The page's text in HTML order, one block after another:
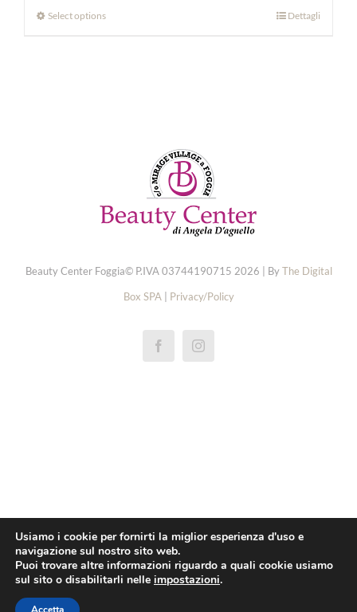
Select options Dettagli
Beauty Center Foggia© P.IVA 03744190715 2026 | ByThe Digital
Box SPA
Privacy/Policy
pas cher rolex 1908 montres
replica rolex daytona orologi
pas cher omega
Usiamo i cookie per fornirti la miglior esperienza d'uso e
navigazione sul nostro sito web.
Puoi trovare altre informazioni riguardo a quali cookie usiamo
sul sito o disabilitarli nelle impostazioni.